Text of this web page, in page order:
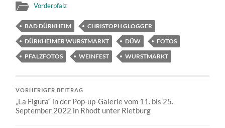
Vorderpfalz
BAD DÜRKHEIM
CHRISTOPH GLOGGER
DÜRKHEIMER WURSTMARKT
DÜW
FOTOS
PFALZFOTOS
WEINFEST WURSTMARKT
VORHERIGER BEITRAG
„La Figura“ in der Pop-up-Galerie vom 11. bis 25.
September 2022 in Rhodt unter Rietburg